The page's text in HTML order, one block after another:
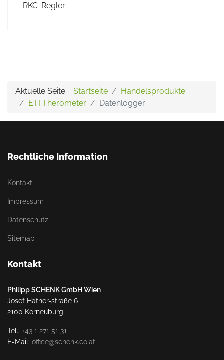
RKC-Regler
Aktuelle Seite: Startseite
Handelsprodukte
ETI Therometer
Datenlogger
Rechtliche Information
Kontakt
Impressum
Datenschutz
Sitemap
Kontakt
Philipp SCHENK GmbH Wien
Josef Hafner-straße 6
2100 Korneuburg
Tel.: +43 1 271 51 31
E-Mail: office@schenk.co.at